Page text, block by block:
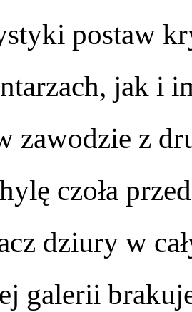
postaw
jak i
zawodzie z
czoła
dziury w
galerii